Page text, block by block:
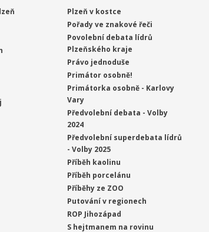
Plzeň v kostce
Pořady ve znakové řeči
Povolební debata lídrů
Plzeňského kraje
Právo jednoduše
Primátor osobně!
Primátorka osobně - Karlovy
Vary
Předvolební debata - Volby
2024
Předvolební superdebata lídrů
- Volby 2025
Příběh kaolinu
Příběh porcelánu
Příběhy ze ZOO
Putování v regionech
ROP Jihozápad
S hejtmanem na rovinu